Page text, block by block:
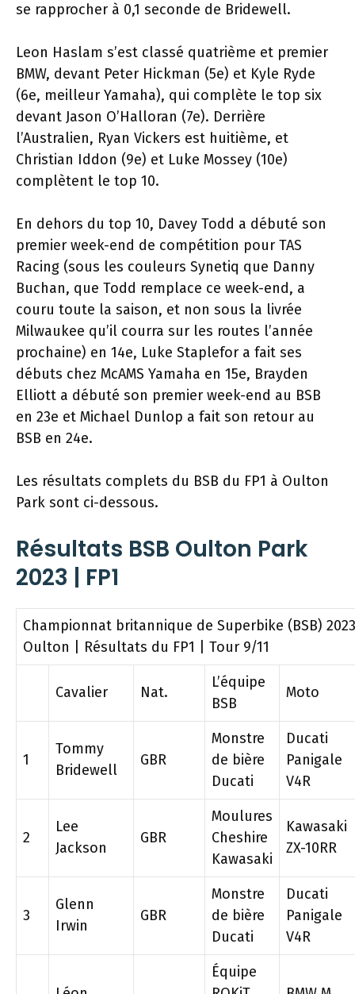
se rapprocher à 0,1 seconde de Bridewell.
Leon Haslam s’est classé quatrième et premier
BMW, devant Peter Hickman (5e) et Kyle Ryde
(6e, meilleur Yamaha), qui complète le top six
devant Jason O’Halloran (7e). Derrière
l’Australien, Ryan Vickers est huitième, et
Christian Iddon (9e) et Luke Mossey (10e)
complètent le top 10.
En dehors du top 10, Davey Todd a débuté son
premier week-end de compétition pour TAS
Racing (sous les couleurs Synetiq que Danny
Buchan, que Todd remplace ce week-end, a
couru toute la saison, et non sous la livrée
Milwaukee qu’il courra sur les routes l’année
prochaine) en 14e, Luke Staplefor a fait ses
débuts chez McAMS Yamaha en 15e, Brayden
Elliott a débuté son premier week-end au BSB
en 23e et Michael Dunlop a fait son retour au
BSB en 24e.
Les résultats complets du BSB du FP1 à Oulton
Park sont ci-dessous.
Résultats BSB Oulton Park
2023 | FP1
Championnat britannique de Superbike (BSB)
Oulton | Résultats du FP1 | Tour 9/11
Cavalier Nat.
L’équipe
BSB
Moto
1
Tommy
Bridewell
GBR
Monstre
de bière
Ducati
Ducati
Panigale
V4R
2
Lee
Jackson
GBR
Moulures
Cheshire
Kawasaki
Kawasaki
ZX-10RR
3
Glenn
Irwin
GBR
Monstre
de bière
Ducati
Ducati
Panigale
V4R
Équipe